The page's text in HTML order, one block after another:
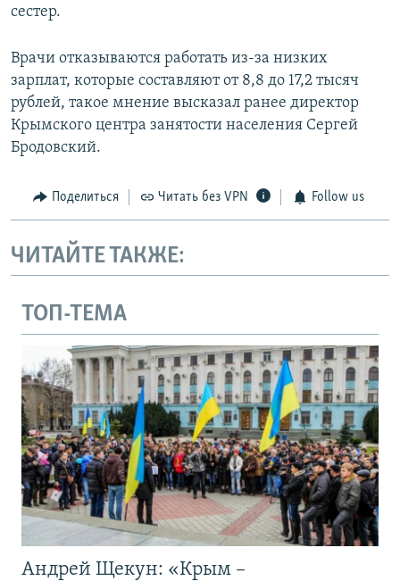
сестер.
Врачи отказываются работать из-за низких
зарплат, которые составляют от 8,8 до 17,2 тысяч
рублей, такое мнение высказал ранее директор
Крымского центра занятости населения Сергей
Бродовский.
Поделиться Читать без VPN Follow us
ЧИТАЙТЕ ТАКЖЕ:
ТОП-ТЕМА
Андрей Щекун: «Крым –